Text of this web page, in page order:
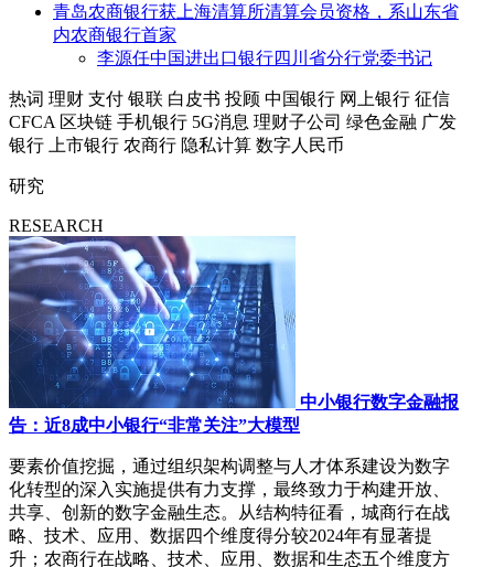
青岛农商银行获上海清算所清算会员资格，系山东省
内农商银行首家
李源任中国进出口银行四川省分行党委书记
热词 理财 支付 银联 白皮书 投顾 中国银行 网上银行 征信
CFCA 区块链 手机银行 5G消息 理财子公司 绿色金融 广发
银行
上市银行 农商行 隐私计算 数字人民币
研究
RESEARCH
中小银行数字金融报
告：近8成中小银行“非常关注”大模型
要素价值挖掘，通过组织架构调整与人才体系建设为数字
化转型的深入实施提供有力支撑，最终致力于构建开放、
共享、创新的数字金融生态。从结构特征看，城商行在战
略、技术、应用、数据四个维度得分较2024年有显著提
升；农商行在战略、技术、应用、数据和生态五个维度方